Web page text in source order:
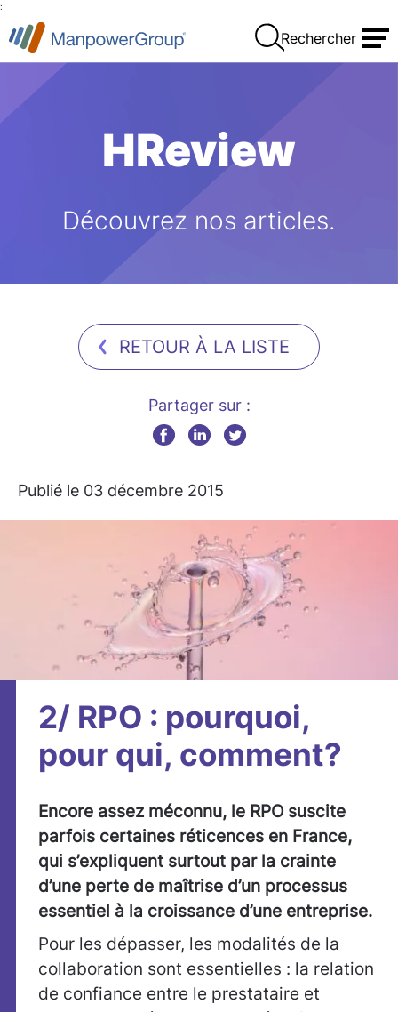
:
Rechercher
HReview
Découvrez nos articles.
RETOUR À LA LISTE
Partager sur :
Publié le 03 décembre 2015
2/ RPO : pourquoi,
pour qui, comment?
Encore assez méconnu, le RPO suscite
parfois certaines réticences en France,
qui s’expliquent surtout par la crainte
d’une perte de maîtrise d’un processus
essentiel à la croissance d’une entreprise.
Pour les dépasser, les modalités de la
collaboration sont essentielles : la relation
de confiance entre le prestataire et